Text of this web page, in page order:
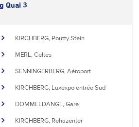
Quai 3
KIRCHBERG, Poutty Stein
MERL, Celtes
SENNINGERBERG, Aéroport
KIRCHBERG, Luxexpo entrée Sud
DOMMELDANGE, Gare
KIRCHBERG, Rehazenter